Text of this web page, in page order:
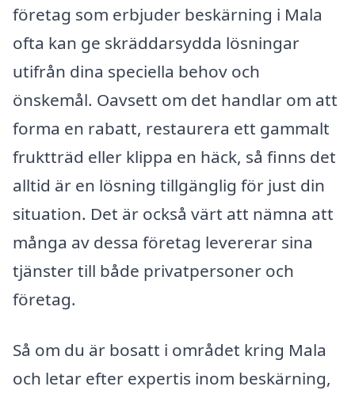
företag som erbjuder beskärning i Mala
ofta kan ge skräddarsydda lösningar
utifrån dina speciella behov och
önskemål. Oavsett om det handlar om att
forma en rabatt, restaurera ett gammalt
fruktträd eller klippa en häck, så finns det
alltid är en lösning tillgänglig för just din
situation. Det är också värt att nämna att
många av dessa företag levererar sina
tjänster till både privatpersoner och
företag.
Så om du är bosatt i området kring Mala
och letar efter expertis inom beskärning,